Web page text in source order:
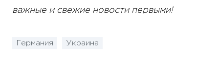
важные и свежие новости первыми!
Германия Украина